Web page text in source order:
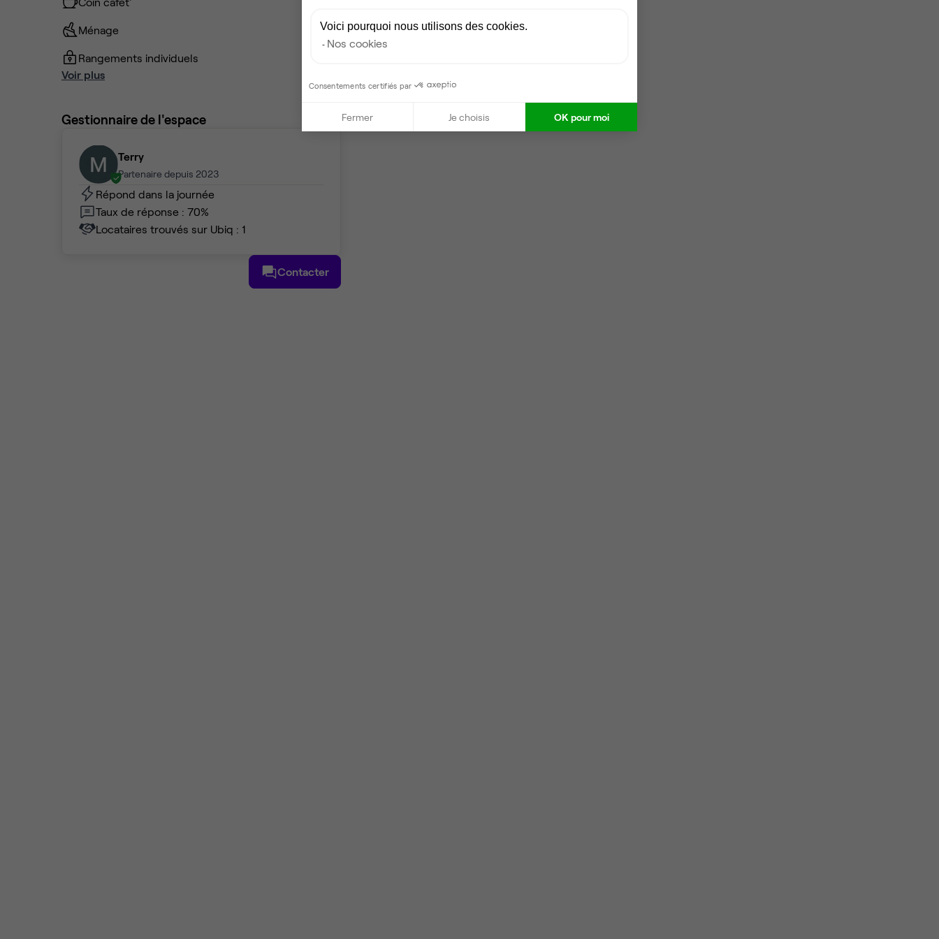
Ménage
Rangements individuels
Tables / chaises
Voir plus
Gestionnaire de l'espace
Terry
Partenaire depuis 2023
Répond dans la journée
Taux de réponse : 70%
Locataires trouvés sur Ubiq : 1
Contacter
Voici pourquoi nous utilisons des cookies.
Nos cookies
Consentements certifiés par
Fermer Je choisis OK pour moi